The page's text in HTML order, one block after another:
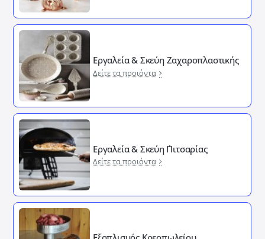
Εργαλεία & Σκεύη Ζαχαροπλαστικής
Δείτε τα προιόντα
Εργαλεία & Σκεύη ΄Πιτσαρίας
Δείτε τα προιόντα